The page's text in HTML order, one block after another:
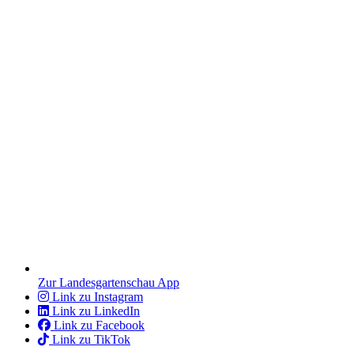
Zur Landesgartenschau App
Link zu Instagram
Link zu LinkedIn
Link zu Facebook
Link zu TikTok